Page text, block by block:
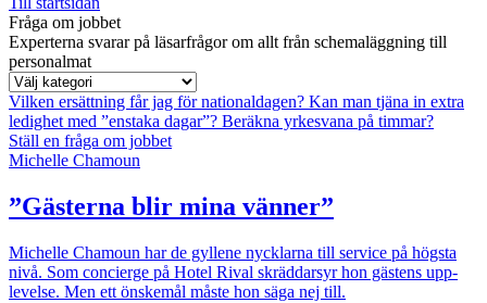
Fråga om jobbet
Experterna svarar på läsarfrågor om allt från schemaläggning till
personalmat
Vilken ersättning får jag för nationaldagen? Kan man tjäna in extra
ledighet med ”enstaka dagar”? Beräkna yrkesvana på timmar?
Ställ en fråga om jobbet
Michelle Chamoun
”Gästerna blir mina vänner”
Michelle Chamoun har de gyllene nycklarna till service på högsta
nivå. Som concierge på Hotel Rival skräddarsyr hon gästens upp­
levelse. Men ett önskemål måste hon säga nej till.